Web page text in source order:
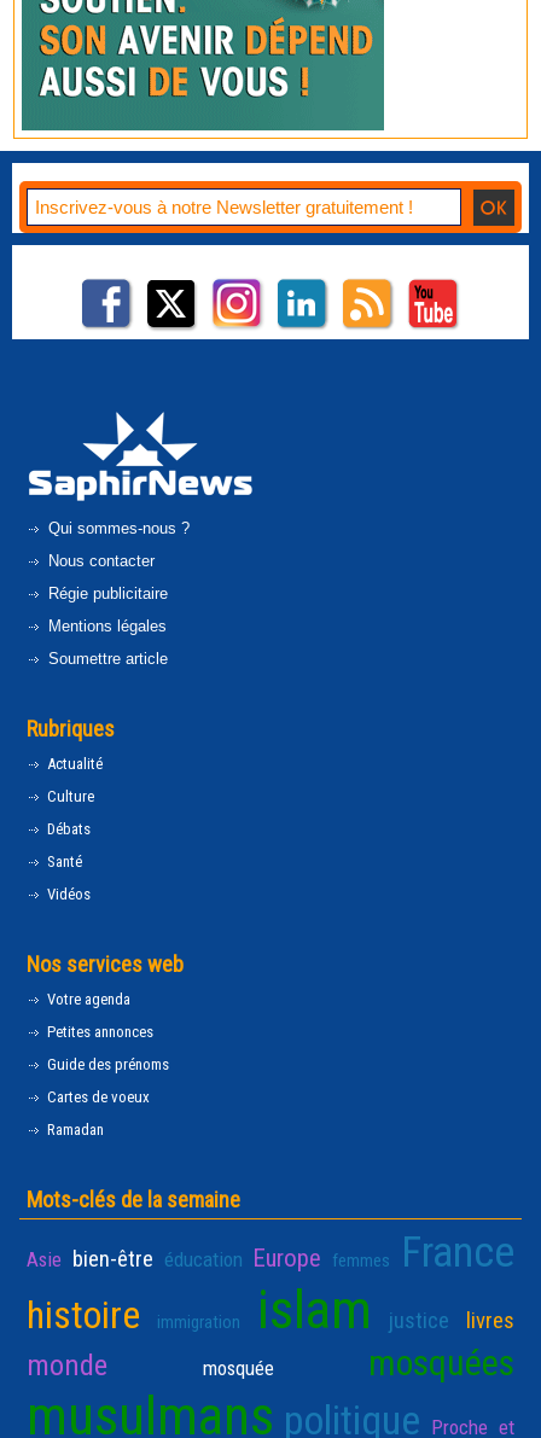
Qui sommes-nous ?
Nous contacter
Régie publicitaire
Mentions légales
Soumettre article
Rubriques
Actualité
Culture
Débats
Santé
Vidéos
Nos services web
Votre agenda
Petites annonces
Guide des prénoms
Cartes de voeux
Ramadan
Mots-clés de la semaine
Asie bien-être éducation Europe femmes France
histoire immigration islam justice livres
monde mosquée mosquées
musulmans politique Proche et